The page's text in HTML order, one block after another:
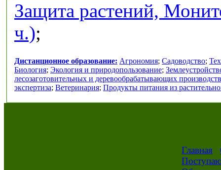
Защита растений,
ч.);
Дистанционное образование: Агрономия; Садоводство;
Биология; Экология и природопользование;
лесозаготовительных и деревообрабатывающих производств
экспертиза; Ветеринария; Продукты питания из
Главная